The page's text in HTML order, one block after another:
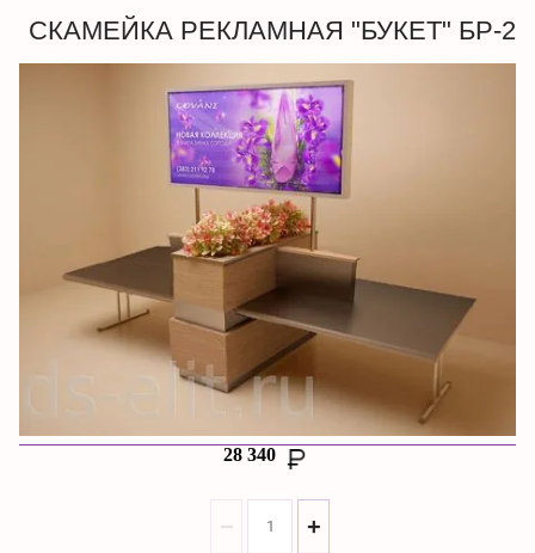
СКАМЕЙКА РЕКЛАМНАЯ "БУКЕТ" БР-2
28 340
− +